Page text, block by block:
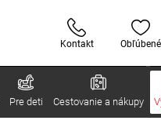
Kontakt Obľúbené
Pre deti Cestovanie a nákupy